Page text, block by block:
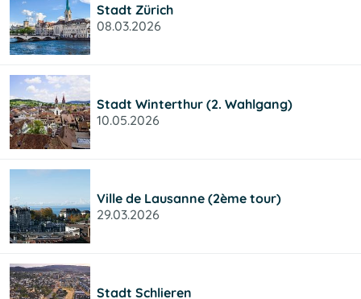
Stadt Zürich
08.03.2026
Stadt Winterthur (2. Wahlgang)
10.05.2026
Ville de Lausanne (2ème tour)
29.03.2026
Stadt Schlieren